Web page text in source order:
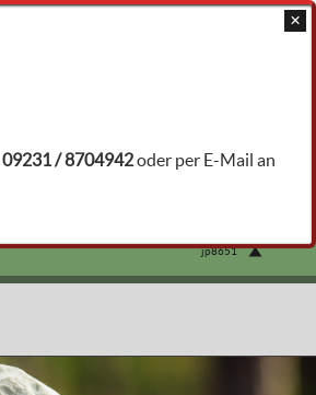
jp8651
09231 / 8704942oder per E-Mail an